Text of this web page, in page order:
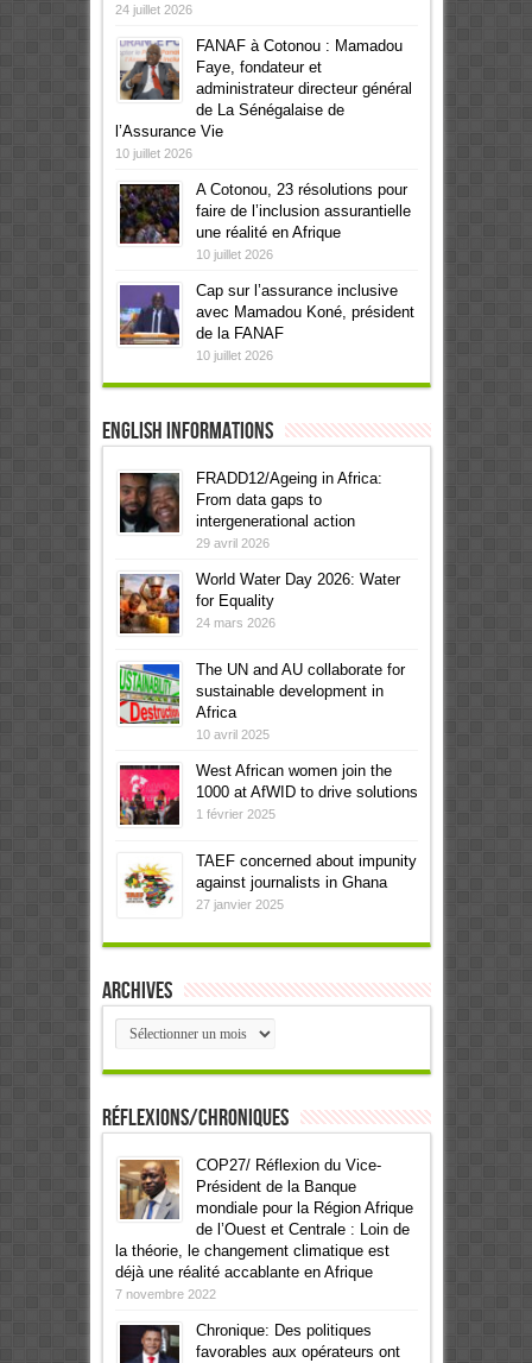
24 juillet 2026
FANAF à Cotonou : Mamadou
Faye, fondateur et
administrateur directeur général
de La Sénégalaise de
l’Assurance Vie
10 juillet 2026
A Cotonou, 23 résolutions pour
faire de l’inclusion assurantielle
une réalité en Afrique
10 juillet 2026
Cap sur l’assurance inclusive
avec Mamadou Koné, président
de la FANAF
10 juillet 2026
English informations
FRADD12/Ageing in Africa:
From data gaps to
intergenerational action
29 avril 2026
World Water Day 2026: Water
for Equality
24 mars 2026
The UN and AU collaborate for
sustainable development in
Africa
10 avril 2025
West African women join the
1000 at AfWID to drive solutions
1 février 2025
TAEF concerned about impunity
against journalists in Ghana
27 janvier 2025
Archives
Archives
Réflexions/Chroniques
COP27/ Réflexion du Vice-
Président de la Banque
mondiale pour la Région Afrique
de l’Ouest et Centrale : Loin de
la théorie, le changement climatique est
déjà une réalité accablante en Afrique
7 novembre 2022
Chronique: Des politiques
favorables aux opérateurs ont